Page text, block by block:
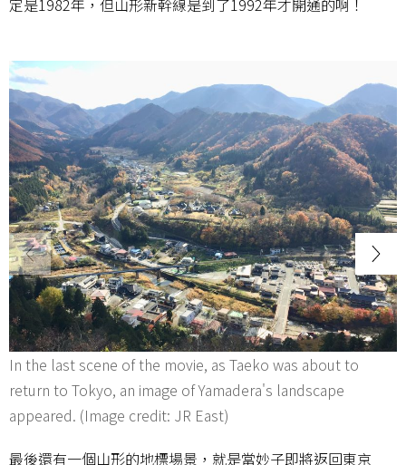
定是1982年，但山形新幹線是到了1992年才開通的啊！
In the last scene of the movie, as Taeko was about to
return to Tokyo, an image of Yamadera's landscape
appeared. (Image credit: JR East)
最後還有一個山形的地標場景，就是當妙子即將返回東京